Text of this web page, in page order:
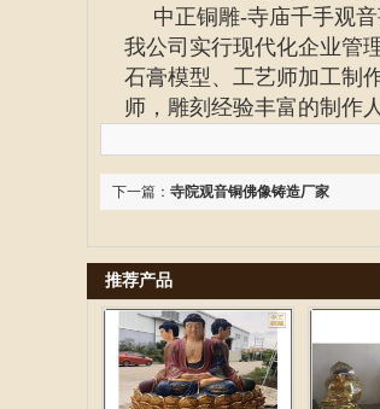
中正铜雕-寺庙千手观
我公司实行现代化企业管
石膏模型、工艺师加工制
师，雕刻经验丰富的制作人
下一篇： 寺院观音铜佛像铸造厂家
推荐产品